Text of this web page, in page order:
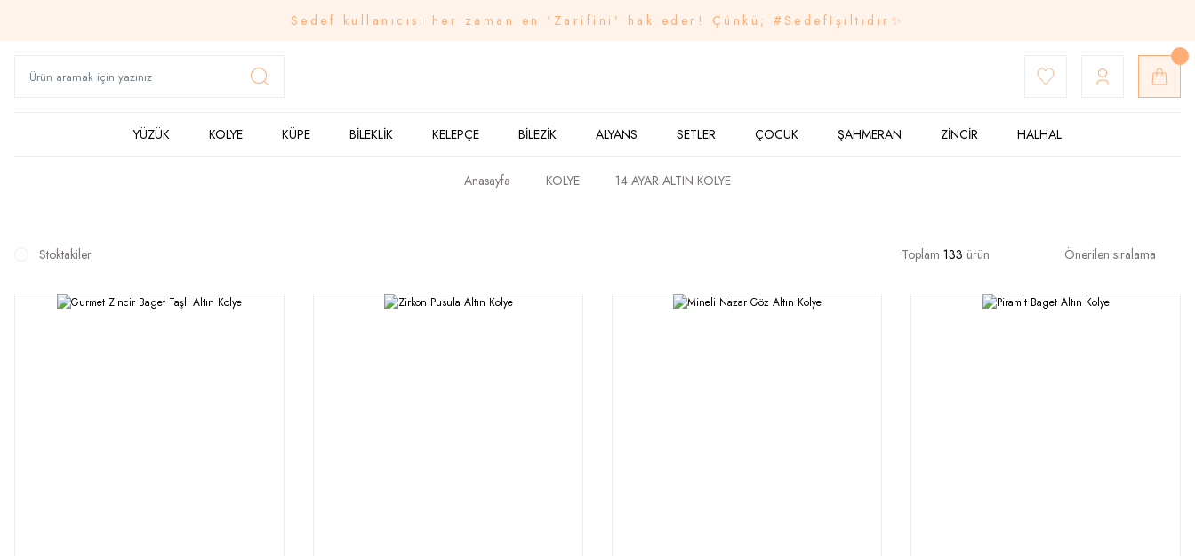
Sedef kullanıcısı her zaman en ‘Zarifini’ hak eder! Çünkü; #SedefIşıltıdır✨
YÜZÜK KOLYE KÜPE BİLEKLİK KELEPÇE BİLEZİK ALYANS SETLER ÇOCUK ŞAHMERAN ZİNCİR HALHAL
Anasayfa KOLYE 14 AYAR ALTIN KOLYE
Stoktakiler Toplam 133 ürün